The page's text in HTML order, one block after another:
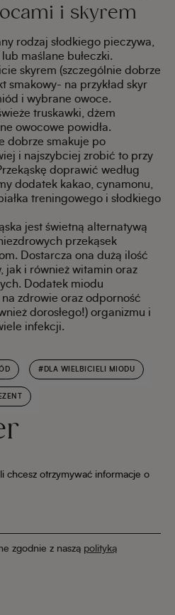
i skyrem
rodzaj słodkiego pieczywa,
maślane bułeczki.
skyrem (szczególnie dobrze
smakowy- na przykład skyr
i wybrane owoce.
truskawki, dżem
owocowe powidła.
dobrze smakuje po
i najszybciej zrobić to przy
doprawić według
dodatek kakao, cynamonu,
treningowego i słodkiego
jest świetną alternatywą
przekąsek
Dostarcza ona dużą ilość
jak i również witamin oraz
Dodatek miodu
na zdrowie oraz odporność
dorosłego!) organizmu i
infekcji.
#DLA WIELBICIELI MIODU
chcesz otrzymywać informacje o
zgodnie z naszą polityką